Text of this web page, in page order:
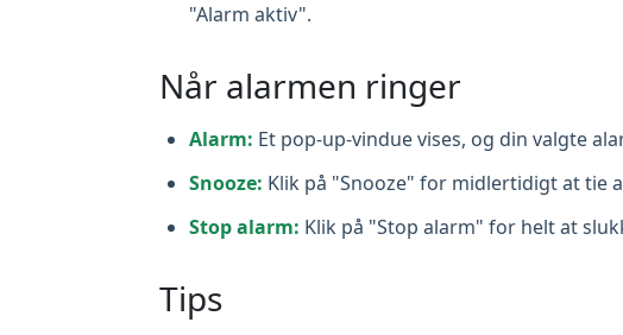
"Alarm aktiv".
Når alarmen ringer
Alarm: Et pop‑up-vindue vises, og din valgte
Snooze: Klik på "Snooze" for midlertidigt at tie
Stop alarm: Klik på "Stop alarm" for helt at
Tips